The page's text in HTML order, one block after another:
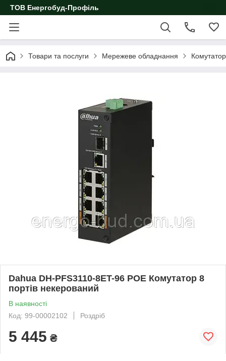
ТОВ Енергобуд-Профіль
Товари та послуги Мережеве обладнання
Dahua DH-PFS3110-8ET-96 POE Комутатор 8
портів некерований
В наявності
Код: 99-00002102
Роздріб
5 445 ₴